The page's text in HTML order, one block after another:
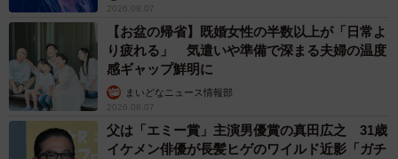
「若干（身体が）重そうな気もします」というひと言とともに投稿され
た写真。軽やかに飛んでいるように見えますが…!?（画像提供：ポークジ
ンジャーさん
2026.08.07
【お盆の帰省】既婚女性の半数以上が「日常よ
り疲れる」 気遣いや準備で深まる夫婦の温度
感ギャップ鮮明に
まいどなニュース情報部
2026.08.07
父は「エミー賞」主演男優賞の真田広之 31歳
イケメン俳優が長髪ヒゲのワイルド近影「ガチ